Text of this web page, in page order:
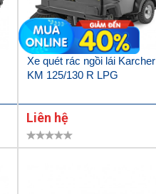
Xe quét rác ngồi lái Karcher
KM 125/130 R LPG
Liên hệ